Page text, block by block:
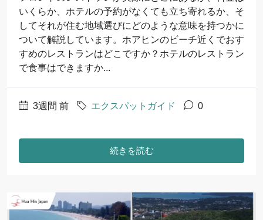
いくらか、ホテルの予約がなくても立ち寄れるか、そ
してそれが住む地域選びにどのような意味を持つかに
ついて解説しています。ホアヒンのビーチ近くでおす
すめのレストランはどこですか？ホテルのレストラン
で食事はできますか...
3週間 前 エクスパットガイド 0
続きを読む